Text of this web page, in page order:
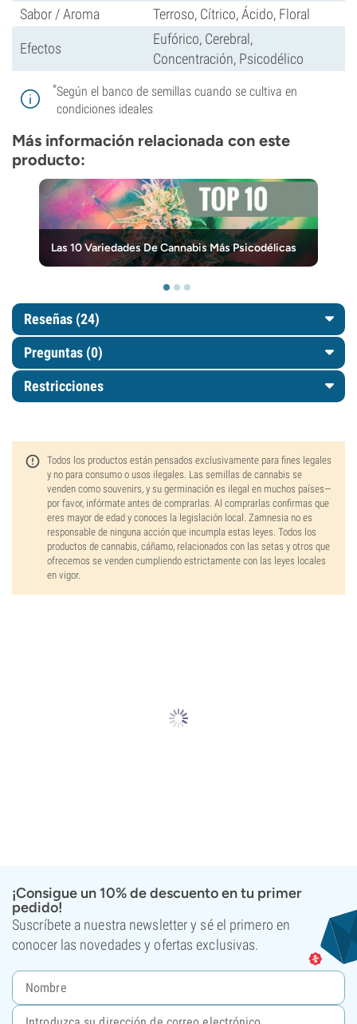
Sabor / Aroma
Terroso, Cítrico, Ácido, Floral
Efectos
Eufórico, Cerebral,
Concentración, Psicodélico
*Según el banco de semillas cuando se cultiva en
condiciones ideales
Más información relacionada con este
producto:
Las 10 Variedades De Cannabis Más Psicodélicas
Reseñas (24)
Preguntas (0)
Restricciones
Todos los productos están pensados exclusivamente para fines legales
y no para consumo o usos ilegales. Las semillas de cannabis se
venden como souvenirs, y su germinación es ilegal en muchos países—
por favor, infórmate antes de comprarlas. Al comprarlas confirmas que
eres mayor de edad y conoces la legislación local. Zamnesia no es
responsable de ninguna acción que incumpla estas leyes. Todos los
productos de cannabis, cáñamo, relacionados con las setas y otros que
ofrecemos se venden cumpliendo estrictamente con las leyes locales
en vigor.
¡Consigue un 10% de descuento en tu primer
pedido!
Suscríbete a nuestra newsletter y sé el primero en
conocer las novedades y ofertas exclusivas.